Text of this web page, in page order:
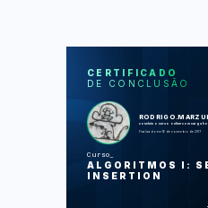
CERTIFICADO
DE CONCLUSÃO
concluiu o curso online com carga
Finalizado em 16 de novembro de 2017
Curso
ALGORITMOS I:
INSERTION